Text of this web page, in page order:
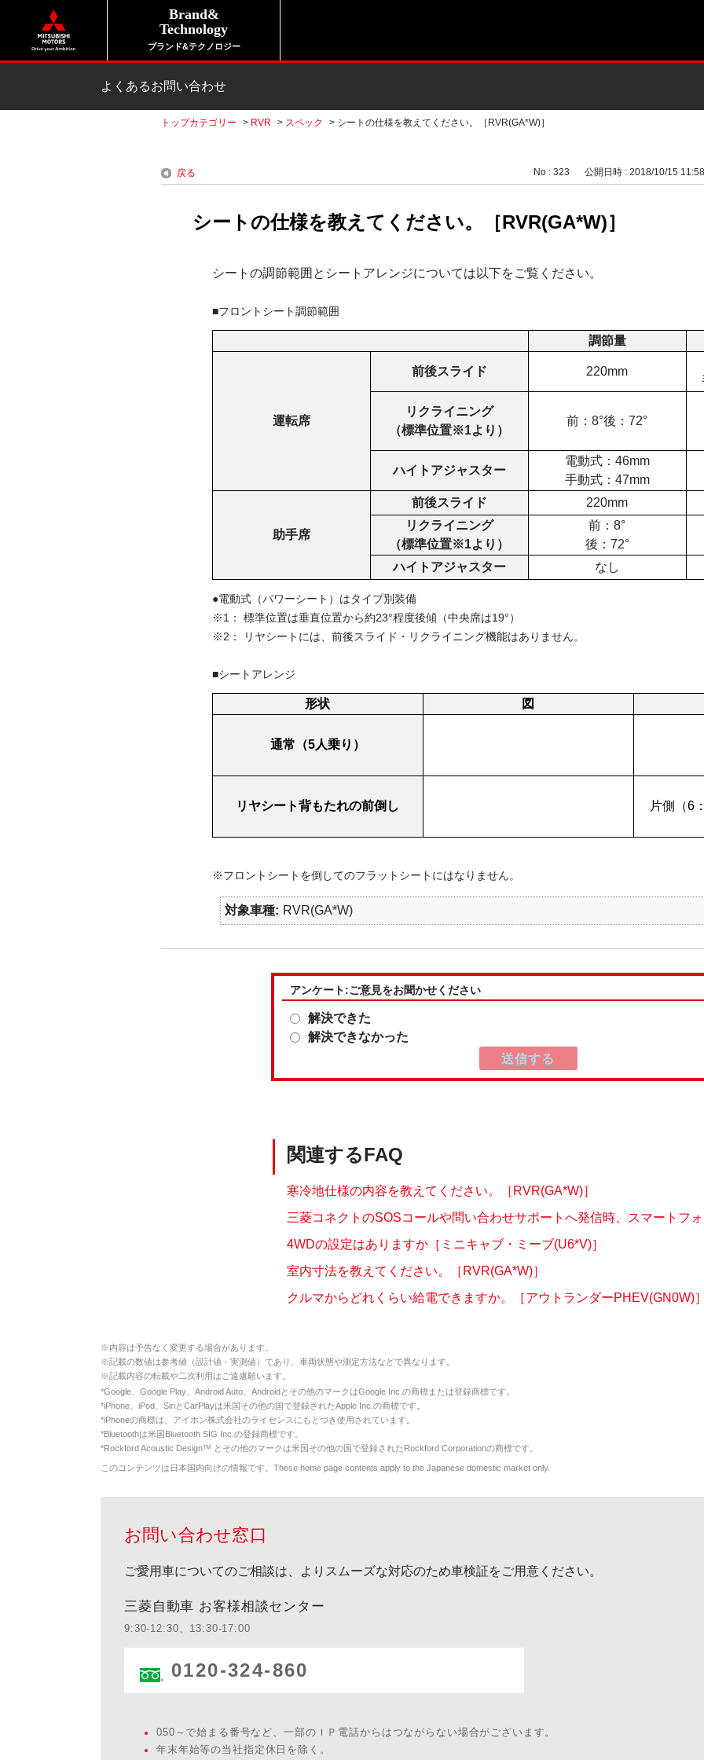
Brand&
Technology
ブランド&テクノロジー
よくあるお問い合わせ
トップカテゴリー > RVR > スペック > シートの仕様を教えてください。［RVR(GA*W)］
戻る No : 323 公開日時 : 2018/10/15 11:58
シートの仕様を教えてください。［RVR(GA*W)］
シートの調節範囲とシートアレンジについては以下をご覧ください。
■フロントシート調節範囲
調節量
運転席
前後スライド 220mm
リクライニング
（標準位置※1より）
前： 8°後： 72°
ハイトアジャスター
電動式： 46mm
手動式： 47mm
助手席
前後スライド 220mm
リクライニング
（標準位置※1より）
前： 8°
後： 72°
ハイトアジャスター
なし
●電動式（パワーシート）はタイプ別装備
※1：
標準位置は垂直位置から約23°程度後傾（中央席は19°）
※2：
リヤシートには、前後スライド・リクライニング機能はありません。
■シートアレンジ
形状 図
通常（5人乗り）
リヤシート背もたれの前倒し 片側（6 ：
※フロントシートを倒してのフラットシートにはなりません。
対象車種 RVR(GA*W)
アンケート:ご意見をお聞かせください
解決できた
解決できなかった
関連するFAQ
寒冷地仕様の内容を教えてください。［RVR(GA*W)］
三菱コネクトのSOSコールや問い合わせサポートへ発信時、スマートフ
4WDの設定はありますか［ミニキャブ・ミーブ(U6*V)］
室内寸法を教えてください。［RVR(GA*W)］
クルマからどれくらい給電できますか。［アウトランダーPHEV(GN0W)］
※内容は予告なく変更する場合があります。
※記載の数値は参考値（設計値・実測値）であり、車両状態や測定方法などで異なります。
※記載内容の転載や二次利用はご遠慮願います。
*Google、Google Play、Android Auto、Androidとその他のマークはGoogle Inc.の商標または登録商標です。
*iPhone、iPod、SiriとCarPlayは米国その他の国で登録されたApple Inc.の商標です。
*iPhoneの商標は、アイホン株式会社のライセンスにもとづき使用されています。
*Bluetoothは米国Bluetooth SIG Inc.の登録商標です。
*Rockford Acoustic Design™ とその他のマークは米国その他の国で登録されたRockford Corporationの商標です。
このコンテンツは日本国内向けの情報です。These home page contents apply to the Japanese domestic market only.
お問い合わせ窓口
ご愛用車についてのご相談は、よりスムーズな対応のため車検証をご用意ください。
三菱自動車 お客様相談センター
9:30-12:30、13:30-17:00
0120-324-860
050～で始まる番号など、一部のＩＰ電話からはつながらない場合がございます。
年末年始等の当社指定休日を除く。